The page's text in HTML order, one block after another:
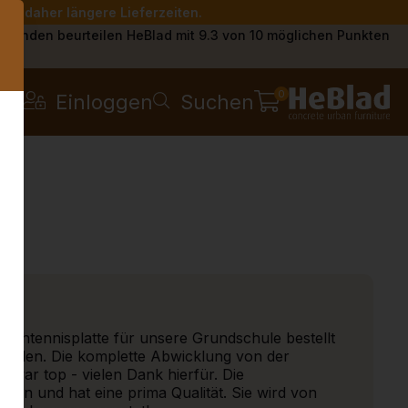
daher längere Lieferzeiten.
Kunden beurteilen HeBlad mit 9.3 von 10 möglichen Punkten
Einloggen Suchen 0
für unsere Grundschule bestellt
Die komplette Abwicklung von der
war top - vielen Dank hierfür. Die
und hat eine prima Qualität. Sie wird von